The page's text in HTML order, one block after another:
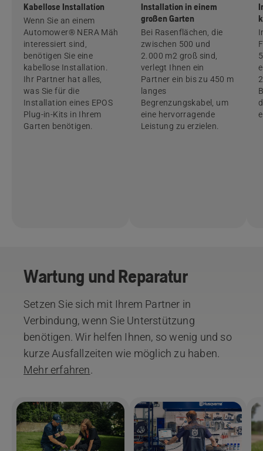
Kabellose Installation
Wenn Sie an einem
Automower® NERA Mähroboter
interessiert sind,
benötigen Sie eine
kabellose Installation.
Ihr Partner hat alles,
was Sie für die
Installation eines EPOS
Plug-in-Kits in Ihrem
Garten benötigen.
Installation in einem
großen Garten
Bei Rasenflächen, die
zwischen 500 und
2.000 m2 groß sind,
verlegt Ihnen ein
Partner ein bis zu 450 m
langes
Begrenzungskabel, um
eine hervorragende
Leistung zu erzielen.
Wartung und Reparatur
Setzen Sie sich mit Ihrem Partner in
Verbindung, wenn Sie Unterstützung
benötigen. Wir helfen Ihnen, so wenig und so
kurze Ausfallzeiten wie möglich zu haben.
Mehr erfahren.